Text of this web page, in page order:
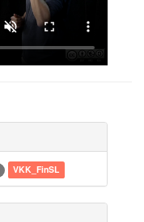
VKK_FinSL